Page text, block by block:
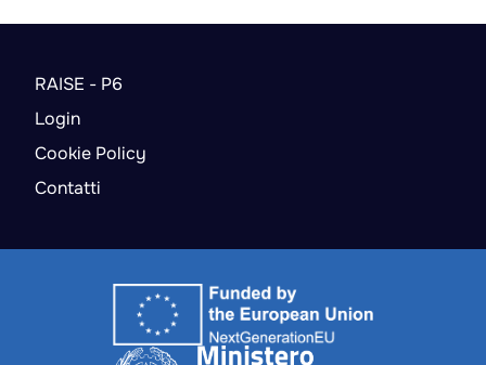
RAISE - P6
Login
Cookie Policy
Contatti